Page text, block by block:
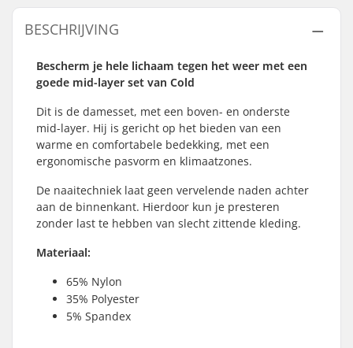
BESCHRIJVING
Bescherm je hele lichaam tegen het weer met een
goede mid-layer set van Cold
Dit is de damesset, met een boven- en onderste
mid-layer. Hij is gericht op het bieden van een
warme en comfortabele bedekking, met een
ergonomische pasvorm en klimaatzones.
De naaitechniek laat geen vervelende naden achter
aan de binnenkant. Hierdoor kun je presteren
zonder last te hebben van slecht zittende kleding.
Materiaal:
65% Nylon
35% Polyester
5% Spandex